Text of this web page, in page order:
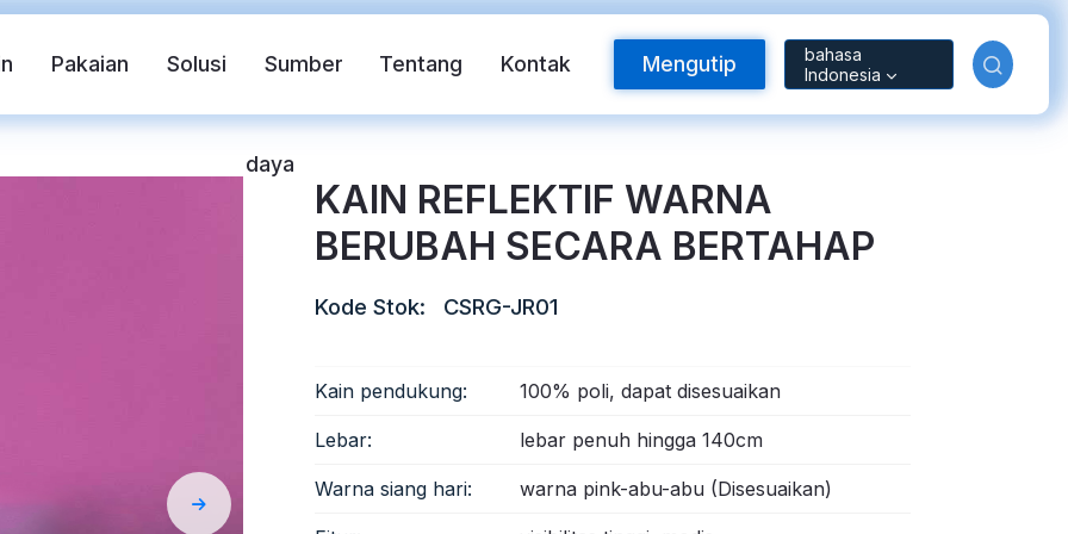
Pakaian Solusi Sumber
daya
Tentang Kontak Mengutip
bahasa
Indonesia
Pita Reflektif FR Bahan Reflektif
Panas Reflektif Kain Reflektif Pelangi
KAIN REFLEKTIF WARNA
BERUBAH SECARA BERTAHAP
Kode Stok: CSRG-JR01
Kain pendukung: 100% poli, dapat disesuaikan
Lebar: lebar penuh hingga 140cm
Warna siang hari: warna pink-abu-abu (Disesuaikan)